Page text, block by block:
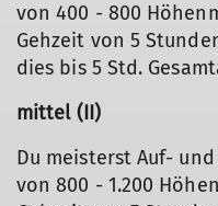
von 400 - 800
Gehzeit von 5
dies bis 5 Std.
mittel (II)
Du meisterst Auf-
von 800 - 1.200